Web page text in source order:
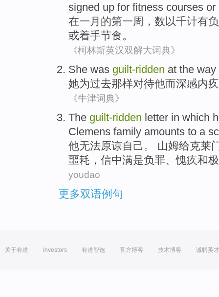
signed up for fitness courses or
在一月 的第一周 ， 数以千计有
或着手节食。
《柯林斯英汉双解大词典》
She was guilt-ridden at the way
她为过去那样对待他而深感内
《牛津词典》
The guilt-ridden letter in which
Clemens family amounts to a
他无法原谅自己。 山姆给克莱
噩耗 ，信中满是负罪、愧疚和
youdao
更多双语例句
关于有道 Investors 有道智选 官方博客 技术博客 诚聘英才